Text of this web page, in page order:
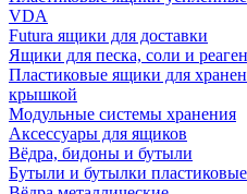
VDA
Futura ящики для доставки
Ящики для песка, соли и
Пластиковые ящики для
крышкой
Модульные системы хранения
Аксессуары для ящиков
Вёдра, бидоны и бутыли
Бутыли и бутылки пластиковые